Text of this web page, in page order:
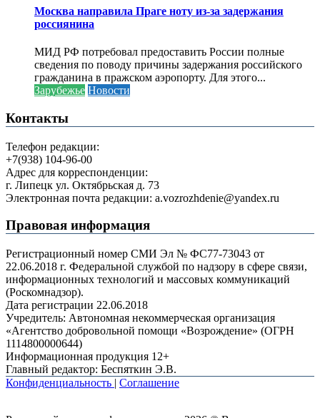
Москва направила Праге ноту из-за задержания
россиянина
МИД РФ потребовал предоставить России полные
сведения по поводу причины задержания российского
гражданина в пражском аэропорту. Для этого...
Зарубежье Новости
Контакты
Телефон редакции:
+7(938) 104-96-00
Адрес для корреспонденции:
г. Липецк ул. Октябрьская д. 73
Электронная почта редакции: a.vozrozhdenie@yandex.ru
Правовая информация
Регистрационный номер СМИ Эл № ФС77-73043 от
22.06.2018 г. Федеральной службой по надзору в сфере связи,
информационных технологий и массовых коммуникаций
(Роскомнадзор).
Дата регистрации 22.06.2018
Учредитель: Автономная некоммерческая организация
«Агентство добровольной помощи «Возрождение» (ОГРН
1114800000644)
Информационная продукция 12+
Главный редактор: Беспяткин Э.В.
Конфиденциальность | Соглашение